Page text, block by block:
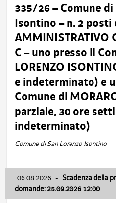
335/26 – Comune
Isontino – n. 2 posti
AMMINISTRATIVO
C – uno presso il
LORENZO
e indeterminato) e
Comune di
parziale, 30 ore
indeterminato)
Comune di San Lorenzo Isontino
06.08.2026 - Scadenza della
domande: 25.09.2026 12:00